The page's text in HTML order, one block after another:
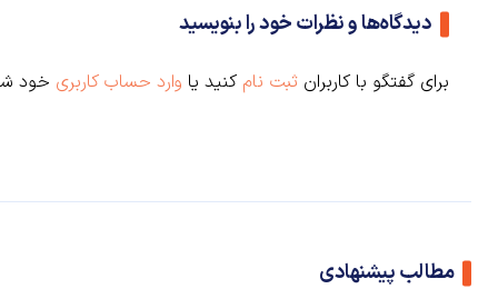
دیدگاه‌ها و نظرات خود را بنویسید
برای گفتگو با کاربران ثبت نام کنید یا وارد حساب کاربری خود
مطالب پیشنهادی